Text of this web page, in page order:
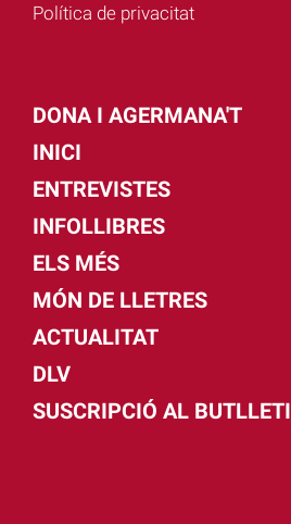
Política de privacitat
DONA I AGERMANA'T
INICI
ENTREVISTES
INFOLLIBRES
ELS MÉS
MÓN DE LLETRES
ACTUALITAT
DLV
SUSCRIPCIÓ AL BUTLLETI